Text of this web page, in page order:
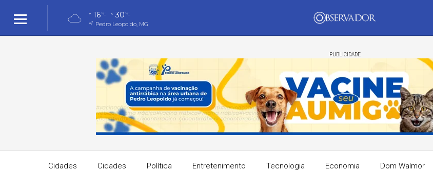
16°C 30°C
Pedro Leopoldo, MG
PUBLICIDADE
Cidades Cidades Política Entretenimento Tecnologia Economia Dom Walmor